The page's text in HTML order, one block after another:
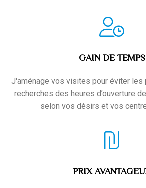
GAIN DE TEMPS
J'aménage vos visites pour éviter
recherches des heures d’ouverture
selon vos désirs et vos
PRIX